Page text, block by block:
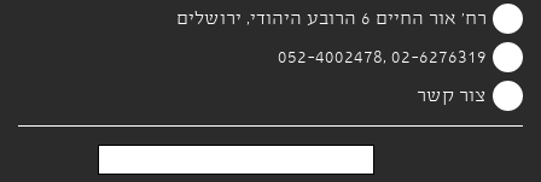
רח' אור החיים 6 הרובע היהודי, ירושלים
02-6276319 ,052-4002478
צור קשר